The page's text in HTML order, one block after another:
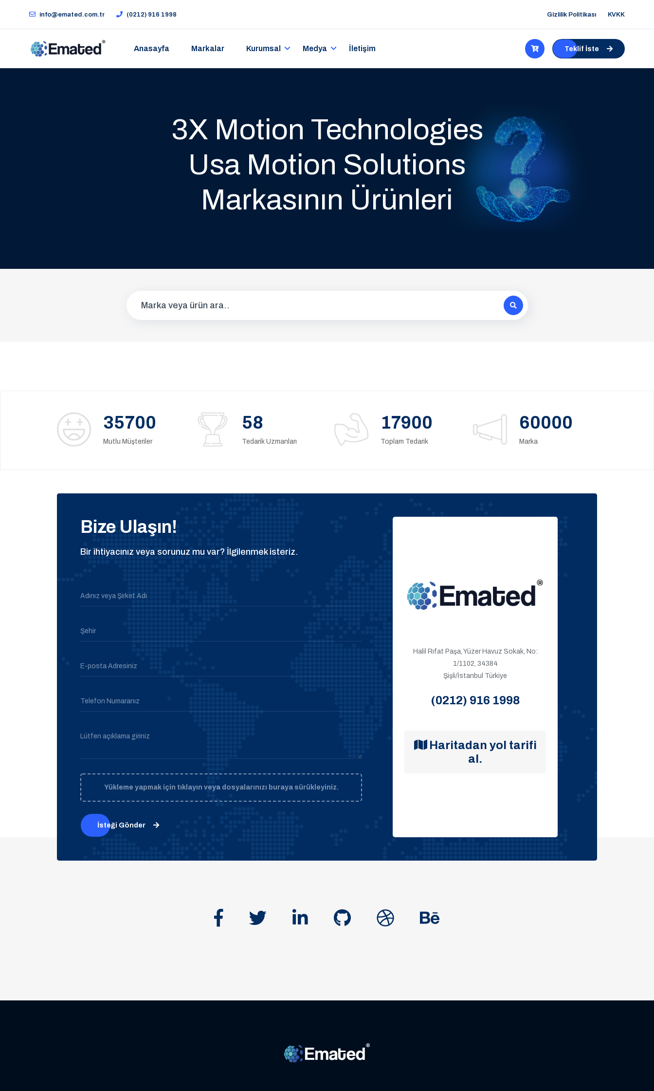
info@emated.com.tr (0212) 916 1998 Gizlilik Politikası KVKK
Anasayfa Markalar Kurumsal Medya İletişim Teklif İste
3X Motion Technologies
Usa Motion Solutions
Markasının Ürünleri
35700
Mutlu Müşteriler
58
Tedarik Uzmanları
17900
Toplam Tedarik
60000
Marka
Bize Ulaşın!
Bir ihtiyacınız veya sorunuz mu var? İlgilenmek isteriz.
Adınız veya Şirket Adı
Şehir
E-posta Adresiniz
Telefon Numaranız
Lütfen açıklama giriniz
Yükleme yapmak için tıklayın veya dosyalarınızı buraya sürükleyiniz.
İsteği Gönder
Halil Rıfat Paşa, Yüzer Havuz Sokak, No:
1/1102, 34384
Şişli/İstanbul Türkiye
(0212) 916 1998
Haritadan yol tarifi
al.